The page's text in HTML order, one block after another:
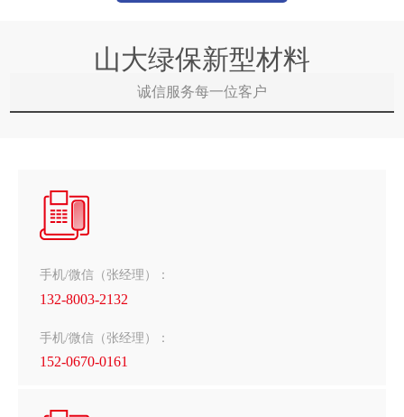
山大绿保新型材料
诚信服务每一位客户
手机/微信（张经理）：
132-8003-2132
手机/微信（张经理）：
152-0670-0161